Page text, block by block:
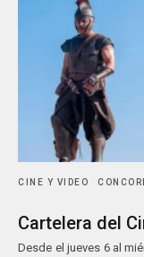
CINE Y VIDEO
Cartelera del
Desde el jueves 6 al